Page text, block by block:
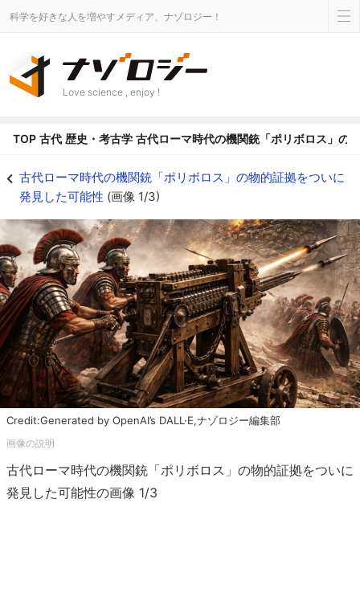
科学を好きな人を増やすメディア、ナゾロジー！
Love science , enjoy !
TOP 古代 歴史・考古学 古代ローマ時代の機関銃「ポリボロス」の
古代ローマ時代の機関銃「ポリボロス」の物的証拠をついに
発見した可能性 (画像 1/3)
Credit:Generated by OpenAI’s DALL·E,ナゾロジー編集部
古代ローマ時代の機関銃「ポリボロス」の物的証拠をついに
発見した可能性の画像 1/3